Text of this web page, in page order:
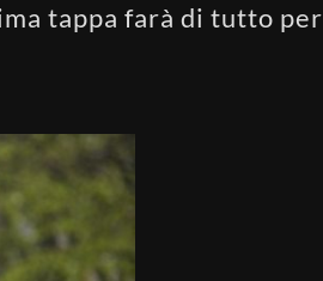
tappa farà di tutto per